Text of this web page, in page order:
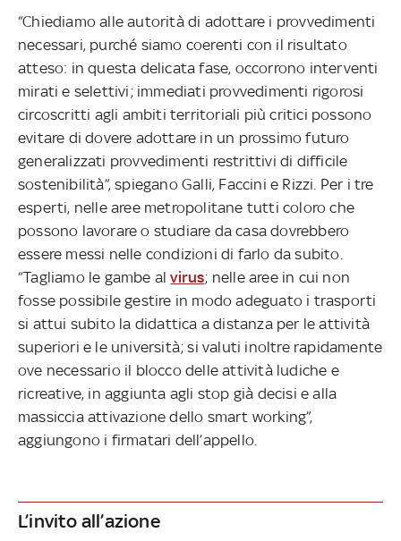
“Chiediamo alle autorità di adottare i provvedimenti
necessari, purché siamo coerenti con il risultato
atteso: in questa delicata fase, occorrono interventi
mirati e selettivi; immediati provvedimenti rigorosi
circoscritti agli ambiti territoriali più critici possono
evitare di dovere adottare in un prossimo futuro
generalizzati provvedimenti restrittivi di difficile
sostenibilità”, spiegano Galli, Faccini e Rizzi. Per i tre
esperti, nelle aree metropolitane tutti coloro che
possono lavorare o studiare da casa dovrebbero
essere messi nelle condizioni di farlo da subito.
“Tagliamo le gambe alvirus; nelle aree in cui non
fosse possibile gestire in modo adeguato i trasporti
si attui subito la didattica a distanza per le attività
superiori e le università; si valuti inoltre rapidamente
ove necessario il blocco delle attività ludiche e
ricreative, in aggiunta agli stop già decisi e alla
massiccia attivazione dello smart working”,
aggiungono i firmatari dell’appello.
L’invito all’azione